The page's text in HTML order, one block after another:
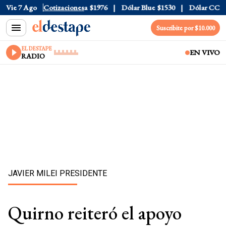
Vie 7 Ago Cotizaciones
Dólar Tarjeta $1976 Dólar Blue $1530 Dólar CCL
Suscribite por $10.000
EL DESTAPE
RADIO EN VIVO
JAVIER MILEI PRESIDENTE
Quirno reiteró el apoyo